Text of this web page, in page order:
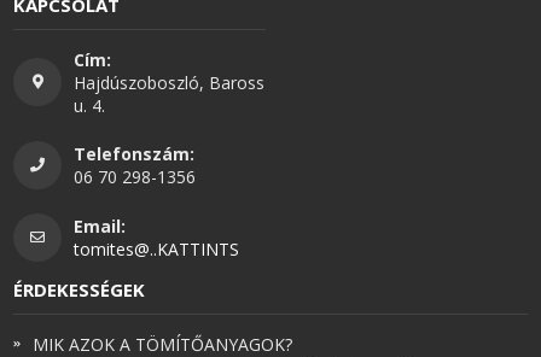
Cím:
Hajdúszoboszló, Baross
u. 4.
Telefonszám:
06 70 298-1356
Email:
tomites@..KATTINTS
ÉRDEKESSÉGEK
MIK AZOK A TÖMÍTŐANYAGOK?